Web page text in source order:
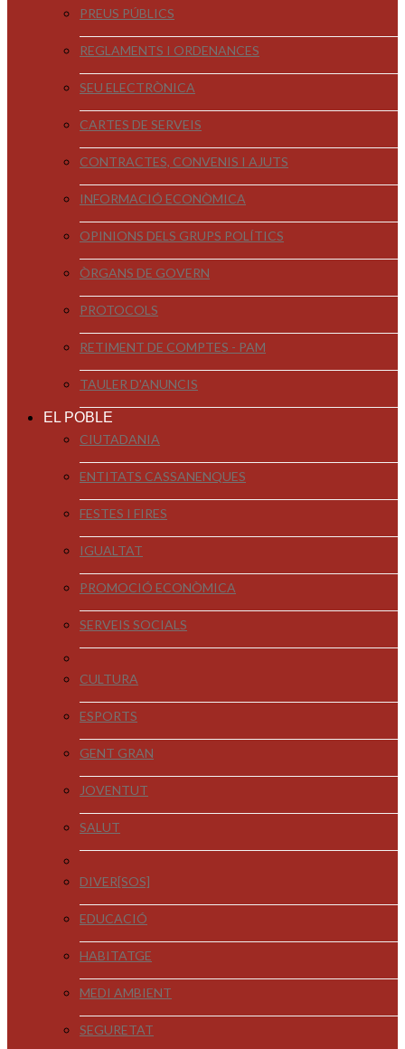
PREUS PÚBLICS
REGLAMENTS I ORDENANCES
SEU ELECTRÒNICA
CARTES DE SERVEIS
CONTRACTES, CONVENIS I AJUTS
INFORMACIÓ ECONÒMICA
OPINIONS DELS GRUPS POLÍTICS
ÒRGANS DE GOVERN
PROTOCOLS
RETIMENT DE COMPTES - PAM
TAULER D'ANUNCIS
EL POBLE
CIUTADANIA
ENTITATS CASSANENQUES
FESTES I FIRES
IGUALTAT
PROMOCIÓ ECONÒMICA
SERVEIS SOCIALS
CULTURA
ESPORTS
GENT GRAN
JOVENTUT
SALUT
DIVER[SOS]
EDUCACIÓ
HABITATGE
MEDI AMBIENT
SEGURETAT